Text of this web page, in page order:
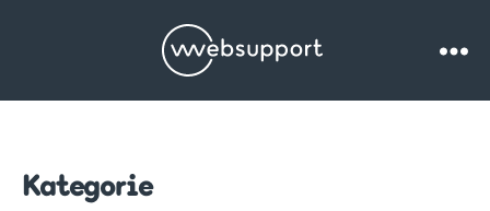
Websupport.cz
Kategorie